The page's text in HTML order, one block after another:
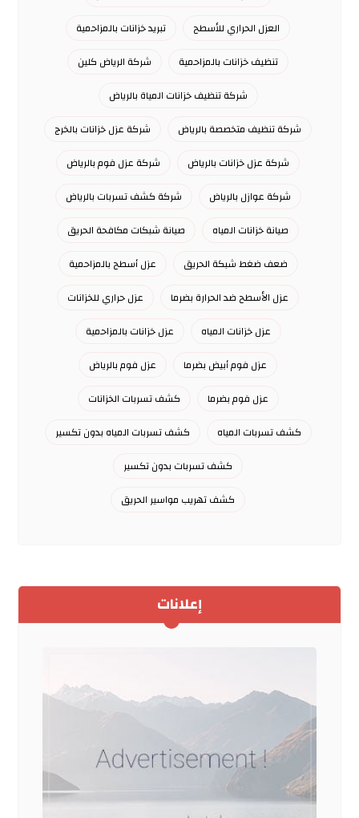
العزل الحراري للأسطح
تبريد خزانات بالمزاحمية
تنظيف خزانات بالمزاحمية
شركة الرياض كلين
شركة تنظيف خزانات المياة بالرياض
شركة تنظيف متخصصة بالرياض
شركة عزل خزانات بالخرج
شركة عزل خزانات بالرياض
شركة عزل فوم بالرياض
شركة عوازل بالرياض
شركة كشف تسربات بالرياض
صيانة خزانات المياه
صيانة شبكات مكافحة الحريق
ضعف ضغط شبكة الحريق
عزل أسطح بالمزاحمية
عزل الأسطح ضد الحرارة بضرما
عزل حراري للخزانات
عزل خزانات المياه
عزل خزانات بالمزاحمية
عزل فوم أبيض بضرما
عزل فوم بالرياض
عزل فوم بضرما
كشف تسربات الخزانات
كشف تسربات المياه
كشف تسربات المياه بدون تكسير
كشف تسربات بدون تكسير
كشف تهريب مواسير الحريق
إعلانات